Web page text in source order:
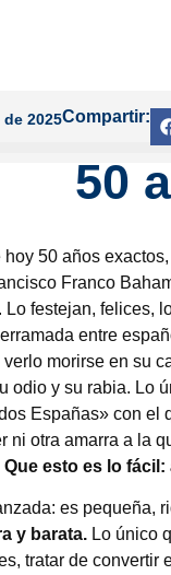
2025Compartir:
50
50 años
Franco
festejan, felices,
entre
morirse en su
odio y su rabia. Lo
Españas» con
ni otra amarra a la
Que esto es lo
es pequeña,
y barata. Lo único
tratar de